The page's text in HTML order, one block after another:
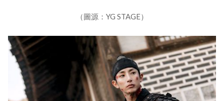
（圖源：YG STAGE）